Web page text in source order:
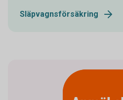
Släpvagnsförsäkring